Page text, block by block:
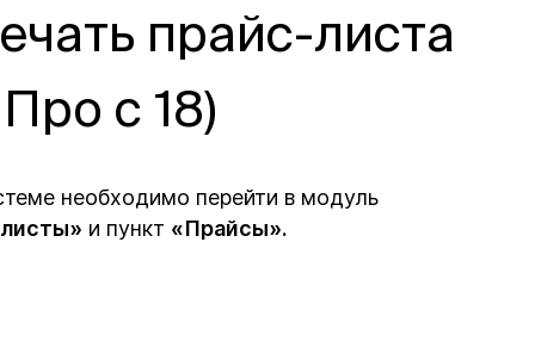
прайс-листа
с 18)
необходимо перейти в модуль
и пункт «Прайсы».